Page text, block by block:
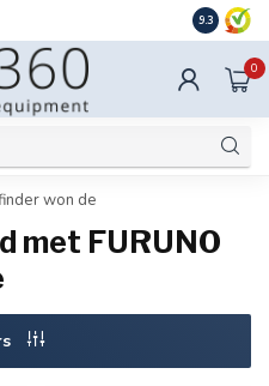
Ook
9.3
0
won de
met FURUNO